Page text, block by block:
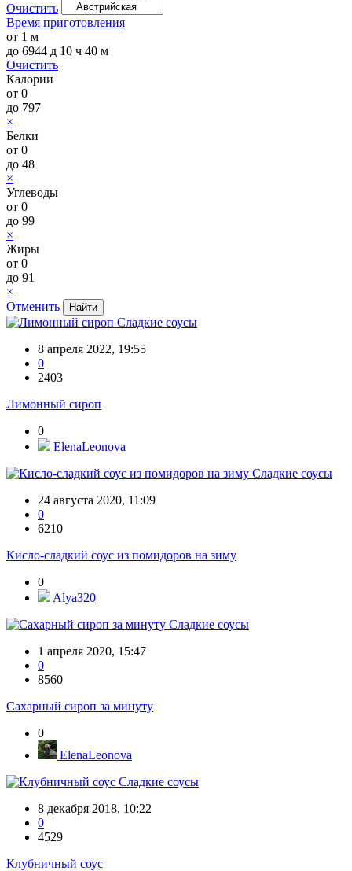
Очистить
Время приготовления
от 1 м
до 6944 д 10 ч 40 м
Очистить
Калории
от 0
до 797
×
Белки
от 0
до 48
×
Углеводы
от 0
до 99
×
Жиры
от 0
до 91
×
Отменить
Сладкие соусы
8 апреля 2022, 19:55
0
2403
Лимонный сироп
0
ElenaLeonova
Сладкие соусы
24 августа 2020, 11:09
0
6210
Кисло-сладкий соус из помидоров на зиму
0
Alya320
Сладкие соусы
1 апреля 2020, 15:47
0
8560
Сахарный сироп за минуту
0
ElenaLeonova
Сладкие соусы
8 декабря 2018, 10:22
0
4529
Клубничный соус